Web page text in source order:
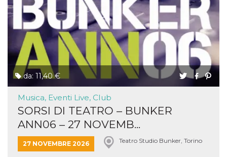
da: 11,40 €
Musica, Eventi Live, Club
SORSI DI TEATRO – BUNKER
ANN06 – 27 NOVEMB...
27 NOVEMBRE 2026 Teatro Studio Bunker, Torino